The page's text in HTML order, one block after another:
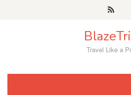
Travel Like a